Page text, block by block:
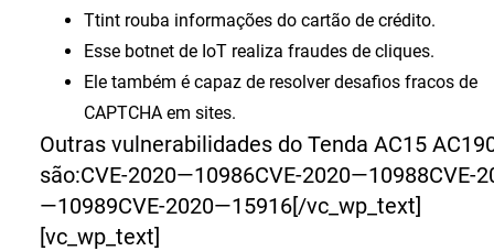
Ttint rouba informações do cartão de crédito.
Esse botnet de IoT realiza fraudes de cliques.
Ele também é capaz de resolver desafios fracos de
CAPTCHA em sites.
Outras vulnerabilidades do Tenda AC15
são:CVE-2020—10986CVE-2020—10988CVE-
—10989CVE-2020—15916[/vc_wp_text]
[vc_wp_text]